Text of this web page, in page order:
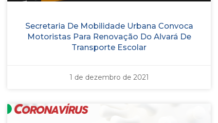
Secretaria De Mobilidade Urbana Convoca
Motoristas Para Renovação Do Alvará De
Transporte Escolar
1 de dezembro de 2021